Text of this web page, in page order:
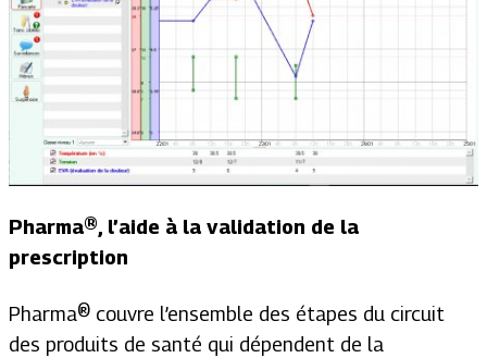
Pharma®, l’aide à la validation de la
prescription
Pharma® couvre l’ensemble des étapes du circuit
des produits de santé qui dépendent de la